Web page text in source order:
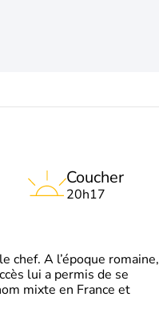
Coucher
20h17
chef. A l’époque romaine,
lui a permis de se
mixte en France et